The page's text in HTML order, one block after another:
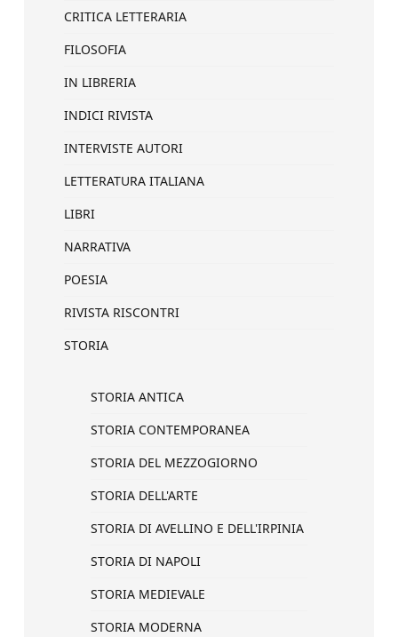
CRITICA LETTERARIA
FILOSOFIA
IN LIBRERIA
INDICI RIVISTA
INTERVISTE AUTORI
LETTERATURA ITALIANA
LIBRI
NARRATIVA
POESIA
RIVISTA RISCONTRI
STORIA
STORIA ANTICA
STORIA CONTEMPORANEA
STORIA DEL MEZZOGIORNO
STORIA DELL'ARTE
STORIA DI AVELLINO E DELL'IRPINIA
STORIA DI NAPOLI
STORIA MEDIEVALE
STORIA MODERNA